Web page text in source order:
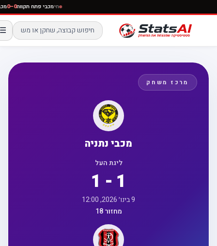
חימכבי פתח תקווה0–0
☰
מרכז משחק
מכבי נתניה
ליגת העל
1 - 1
מחזור 18